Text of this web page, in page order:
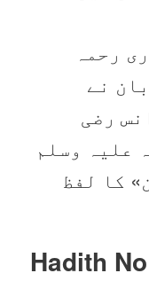
رحمہ
نے
رضی
علیہ وسلم
کا لفظ
Hadith